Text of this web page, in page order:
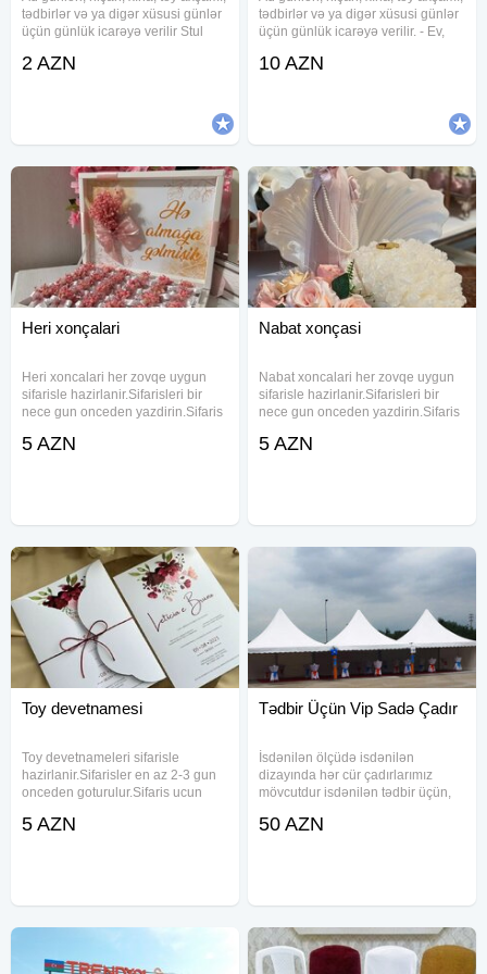
tədbirlər və ya digər xüsusi günlər
üçün günlük icarəyə verilir Stul
+qablar =3azn. Qiymət 1nəfər
2 AZN
tədbirlər və ya digər xüsusi günlər
üçün günlük icarəyə verilir. - Ev,
üçün. - MASA ölçüləri (en x
10 AZN
Heri xonçalari
Heri xoncalari her zovqe uygun
sifarisle hazirlanir.Sifarisleri bir
nece gun onceden yazdirin.Sifaris
5 AZN
Nabat xonçasi
Nabat xoncalari her zovqe uygun
sifarisle hazirlanir.Sifarisleri bir
nece gun onceden yazdirin.Sifaris
5 AZN
Toy devetnamesi
Toy devetnameleri sifarisle
hazirlanir.Sifarisler en az 2-3 gun
onceden goturulur.Sifaris ucun
bilersiniz.
5 AZN
Tədbir Üçün Vip Sadə Çadır
İsdənilən ölçüdə isdənilən
dizayında hər cür çadırlarımız
mövcutdur isdənilən tədbir üçün,
çadırlar, vip çadırlar, künbəz tipli
50 AZN